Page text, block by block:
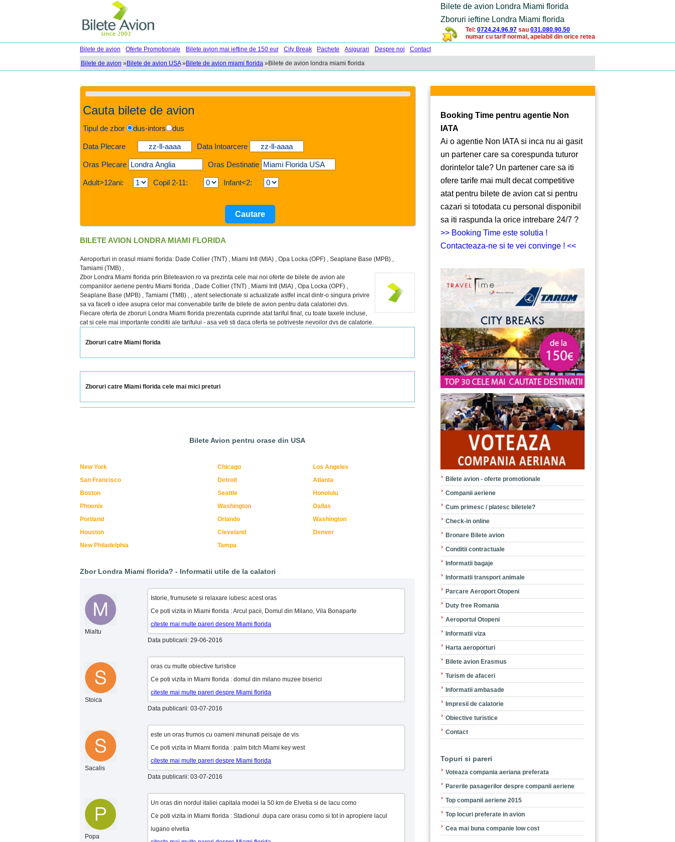
Bilete de avion Londra Miami florida
Zboruri ieftine Londra Miami florida
Tel: 0724.24.96.97 sau 031.080.90.50
numar cu tarif normal, apelabil din orice retea
Bilete de avion
Oferte Promotionale Bilete avion mai ieftine de 150 eur City Break Pachete Asigurari Despre noi
Contact
Bilete de avion »Bilete de avion USA»Bilete de avion miami florida »Bilete de avion londra miami florida
Cauta bilete de avion
Tipul de zbor dus-intors dus
Data Plecare Data Intoarcere
Oras Plecare Oras Destinatie
Adult>12ani: Copil 2-11: Infant<2:
BILETE AVION LONDRA MIAMI FLORIDA
Aeroporturi in orasul miami florida: Dade Collier (TNT) , Miami Intl (MIA) , Opa Locka (OPF) , Seaplane Base (MPB) ,
Tamiami (TMB) ,
Zbor Londra Miami florida prin Bileteavion.ro va prezinta cele mai noi oferte de bilete de avion ale
companiilor aeriene pentru Miami florida , Dade Collier (TNT) , Miami Intl (MIA) , Opa Locka (OPF) ,
Seaplane Base (MPB) , Tamiami (TMB) , , atent selectionate si actualizate astfel incat dintr-o singura privire
sa va faceti o idee asupra celor mai convenabile tarife de bilete de avion pentru data calatoriei dvs.
Fiecare oferta de zboruri Londra Miami florida prezentata cuprinde atat tariful final, cu toate taxele incluse,
cat si cele mai importante conditii ale tarifului - asa veti sti daca oferta se potriveste nevoilor dvs de calatorie.
Zboruri catre Miami florida
Zboruri catre Miami florida cele mai mici preturi
Bilete Avion pentru orase din USA
New York Chicago
Los Angeles
San Francisco
Detroit
Atlanta
Boston
Seattle
Honolulu
Phoenix
Washington
Dallas
Portland
Orlando
Washington
Houston
Cleveland
Denver
New Philadelphia
Tampa
Zbor Londra Miami florida? - Informatii utile de la calatori
Mialtu
Istorie, frumusete si relaxare iubesc acest oras
Ce poti vizita in Miami florida : Arcul pacii, Domul din Milano, Vila Bonaparte
citeste mai multe pareri despre Miami florida
Data publicarii: 29-06-2016
Stoica
oras cu multe obiective turistice
Ce poti vizita in Miami florida : domul din milano muzee biserici
citeste mai multe pareri despre Miami florida
Data publicarii: 03-07-2016
Sacalis
este un oras frumos cu oameni minunati peisaje de vis
Ce poti vizita in Miami florida : palm bitch Miami key west
citeste mai multe pareri despre Miami florida
Data publicarii: 03-07-2016
Popa
Un oras din nordul italiei capitala modei la 50 km de Elvetia si de lacu como
Ce poti vizita in Miami florida : Stadionul .dupa care orasu como si tot in apropiere lacul
lugano elvetia
Booking Time pentru agentie Non
IATA
Ai o agentie Non IATA si inca nu ai gasit
un partener care sa corespunda tuturor
dorintelor tale? Un partener care sa iti
ofere tarife mai mult decat competitive
atat pentru bilete de avion cat si pentru
cazari si totodata cu personal disponibil
sa iti raspunda la orice intrebare 24/7 ?
>> Booking Time este solutia !
Contacteaza-ne si te vei convinge ! <<
Bilete avion - oferte promotionale
Companii aeriene
Cum primesc / platesc biletele?
Check-in online
Bronare Bilete avion
Conditii contractuale
Informatii bagaje
Informatii transport animale
Parcare Aeroport Otopeni
Duty free Romania
Aeroportul Otopeni
Informatii viza
Harta aeroporturi
Bilete avion Erasmus
Turism de afaceri
Informatii ambasade
Impresii de calatorie
Obiective turistice
Contact
Topuri si pareri
Voteaza compania aeriana preferata
Parerile pasagerilor despre companii aeriene
Top companii aeriene 2015
Top locuri preferate in avion
Cea mai buna companie low cost